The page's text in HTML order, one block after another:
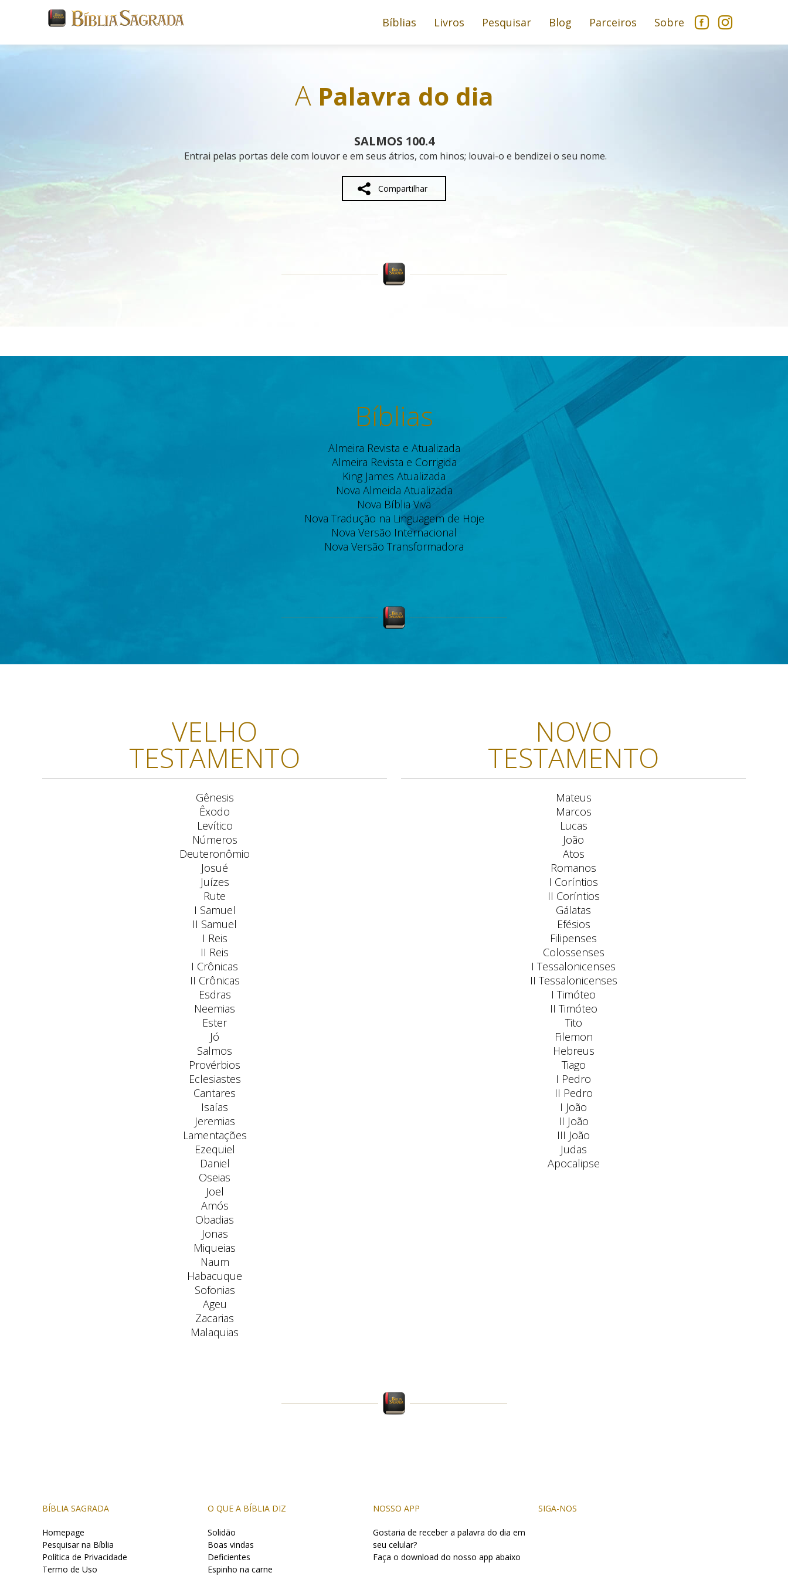
Bíblias Livros Pesquisar Blog Parceiros Sobre
APalavra do dia
SALMOS 100.4
Entrai pelas portas dele com louvor e em seus átrios, com hinos; louvai-o e bendizei o seu nome.
Compartilhar
Bíblias
Almeira Revista e Atualizada
Almeira Revista e Corrigida
King James Atualizada
Nova Almeida Atualizada
Nova Bíblia Viva
Nova Tradução na Linguagem de Hoje
Nova Versão Internacional
Nova Versão Transformadora
VELHO
TESTAMENTO
Gênesis
Êxodo
Levítico
Números
Deuteronômio
Josué
Juízes
Rute
I Samuel
II Samuel
I Reis
II Reis
I Crônicas
II Crônicas
Esdras
Neemias
Ester
Jó
Salmos
Provérbios
Eclesiastes
Cantares
Isaías
Jeremias
Lamentações
Ezequiel
Daniel
Oseias
Joel
Amós
Obadias
Jonas
Miqueias
Naum
Habacuque
Sofonias
Ageu
Zacarias
Malaquias
NOVO
TESTAMENTO
Mateus
Marcos
Lucas
João
Atos
Romanos
I Coríntios
II Coríntios
Gálatas
Efésios
Filipenses
Colossenses
I Tessalonicenses
II Tessalonicenses
I Timóteo
II Timóteo
Tito
Filemon
Hebreus
Tiago
I Pedro
II Pedro
I João
II João
III João
Judas
Apocalipse
BÍBLIA SAGRADA
Homepage
Pesquisar na Bíblia
Política de Privacidade
Termo de Uso
O QUE A BÍBLIA DIZ
Solidão
Boas vindas
Deficientes
Espinho na carne
NOSSO APP
Gostaria de receber a palavra do dia em
seu celular?
Faça o download do nosso app abaixo
SIGA-NOS